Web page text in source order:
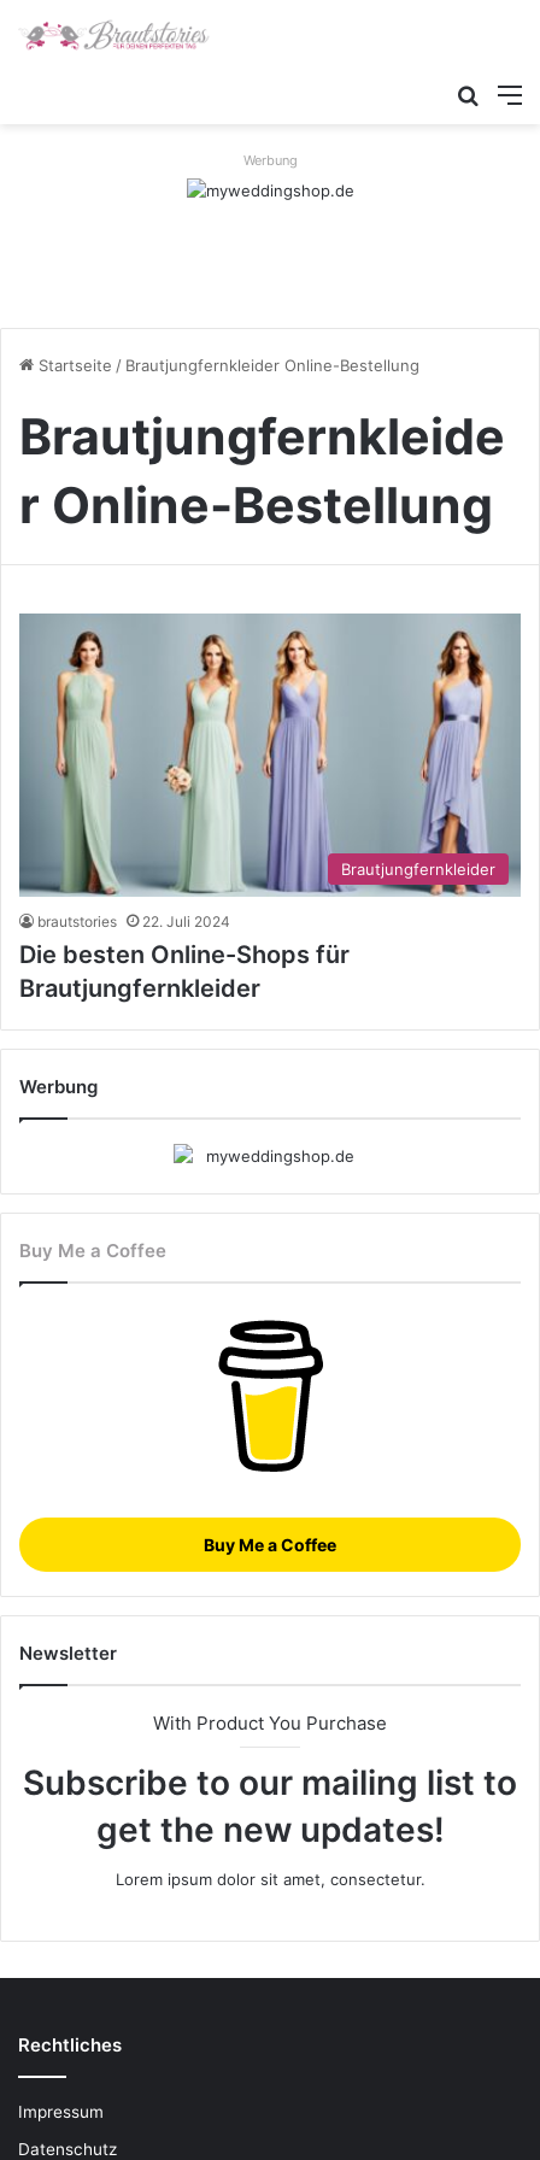
Werbung
Startseite / Brautjungfernkleider Online-Bestellung
Brautjungfernkleide
r Online-Bestellung
Brautjungfernkleider
brautstories 22. Juli 2024
Die besten Online-Shops für
Brautjungfernkleider
Werbung
Buy Me a Coffee
Buy Me a Coffee
Newsletter
With Product You Purchase
Subscribe to our mailing list to
get the new updates!
Lorem ipsum dolor sit amet, consectetur.
Rechtliches
Impressum
Datenschutz